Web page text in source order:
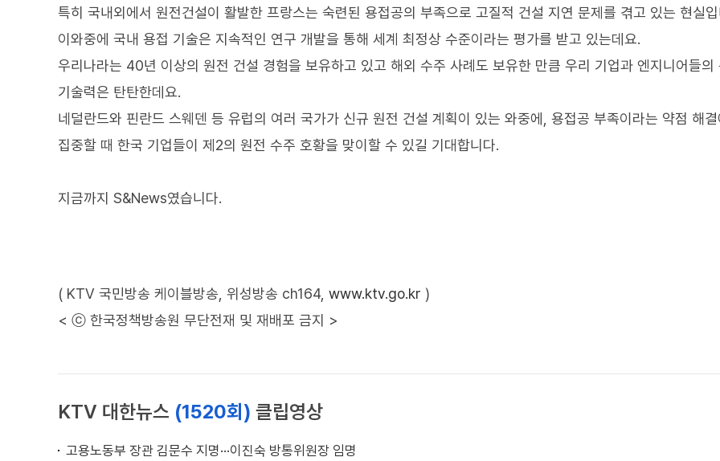
특히 국내외에서 원전건설이 활발한 프랑스는 숙련된 용접공의 부족으로 고질적 건설 지연 문제를 겪고 있는 현실
이와중에 국내 용접 기술은 지속적인 연구 개발을 통해 세계 최정상 수준이라는 평가를 받고 있는데요.
우리나라는 40년 이상의 원전 건설 경험을 보유하고 있고 해외 수주 사례도 보유한 만큼 우리 기업과 엔지니어들의
기술력은 탄탄한데요.
네덜란드와 핀란드 스웨덴 등 유럽의 여러 국가가 신규 원전 건설 계획이 있는 와중에, 용접공 부족이라는 약점 해결
집중할 때 한국 기업들이 제2의 원전 수주 호황을 맞이할 수 있길 기대합니다.
지금까지 S&News였습니다.
( KTV 국민방송 케이블방송, 위성방송 ch164, www.ktv.go.kr )
< ⓒ 한국정책방송원 무단전재 및 재배포 금지 >
KTV 대한뉴스 (1520회) 클립영상
고용노동부 장관 김문수 지명···이진숙 방통위원장 임명